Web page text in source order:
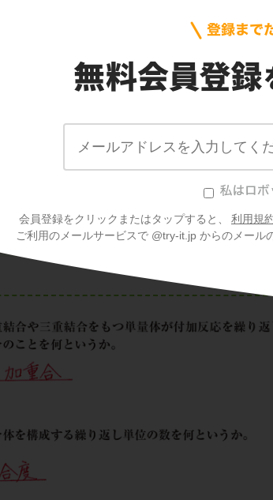
会員登録をクリックまたはタップすると、 利用規
ご利用のメールサービスで @try-it.jp からのメール
化合物であり、重合体または ポリマーと呼ばれ
それに対して、エチレンはポリエチレンのもと
そして、重合体を構成する繰り返し単位の数の
重合度は、重合体の構造式において、カッコの
ね。
という文字で表されるのが一般的でした。